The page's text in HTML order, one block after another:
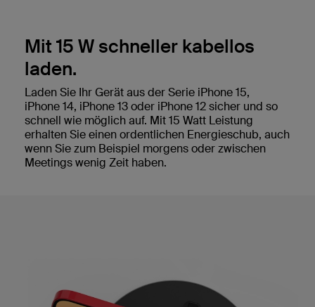
Mit 15 W schneller kabellos
laden.
Laden Sie Ihr Gerät aus der Serie iPhone 15,
iPhone 14, iPhone 13 oder iPhone 12 sicher und so
schnell wie möglich auf. Mit 15 Watt Leistung
erhalten Sie einen ordentlichen Energieschub, auch
wenn Sie zum Beispiel morgens oder zwischen
Meetings wenig Zeit haben.